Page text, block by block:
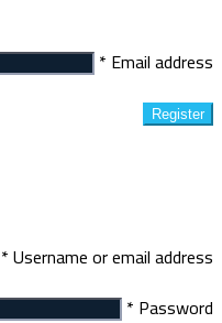
Email address
*
Register
Username or email address
*
Password
*